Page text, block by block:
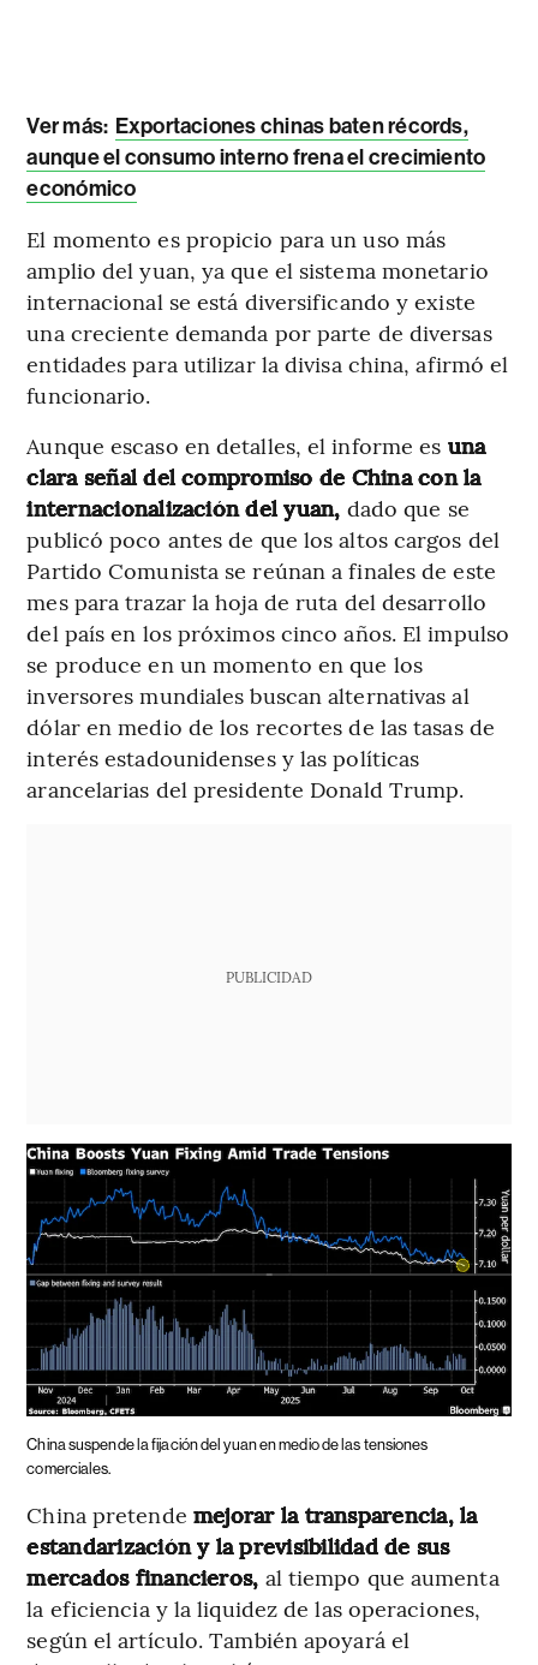
Ver más: Exportaciones chinas baten récords,
aunque el consumo interno frena el crecimiento
económico
El momento es propicio para un uso más
amplio del yuan, ya que el sistema monetario
internacional se está diversificando y existe
una creciente demanda por parte de diversas
entidades para utilizar la divisa china, afirmó el
funcionario.
Aunque escaso en detalles, el informe es una
clara señal del compromiso de China con la
internacionalización del yuan, dado que se
publicó poco antes de que los altos cargos del
Partido Comunista se reúnan a finales de este
mes para trazar la hoja de ruta del desarrollo
del país en los próximos cinco años. El impulso
se produce en un momento en que los
inversores mundiales buscan alternativas al
dólar en medio de los recortes de las tasas de
interés estadounidenses y las políticas
arancelarias del presidente Donald Trump.
PUBLICIDAD
China suspende la fijación del yuan en medio de las tensiones
comerciales.
China pretende mejorar la transparencia, la
estandarización y la previsibilidad de sus
mercados financieros, al tiempo que aumenta
la eficiencia y la liquidez de las operaciones,
según el artículo. También apoyará el